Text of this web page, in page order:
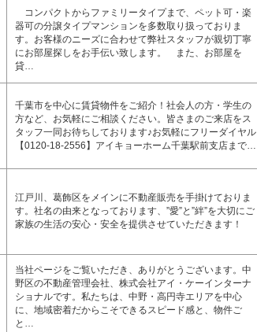
コンパクトからファミリータイプまで、ペット可・楽
器可の分譲タイプマンションを多数取り扱っておりま
す。お客様のニーズに合わせて弊社スタッフが親切丁寧
にお部屋探しをお手伝い致します。 また、お部屋を
貸…
千葉市を中心に賃貸物件をご紹介！社会人の方・学生の
方など、お気軽にご相談ください。皆さまのご来店をス
タッフ一同お待ちしております♪お気軽にフリーダイヤル
【0120-18-2556】アイキョーホーム千葉駅前支店まで…
江戸川、葛飾区をメインに不動産販売を手掛けておりま
す。社名の由来となっております、”愛”と”絆”を大切にご
家族の生活の安心・安全を提供させていただきます！
当社ページをご覧いただき、ありがとうございます。中
野区の不動産管理会社、株式会社アイ・ケーインターナ
ショナルです。私たちは、中野・高円寺エリアを中心
に、地域密着だからこそできるスピード感と、物件ご
と…